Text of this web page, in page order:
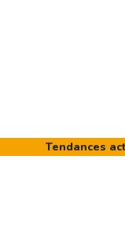
Tendances